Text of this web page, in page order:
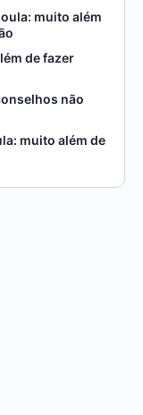
muito além
de fazer
não
muito além de